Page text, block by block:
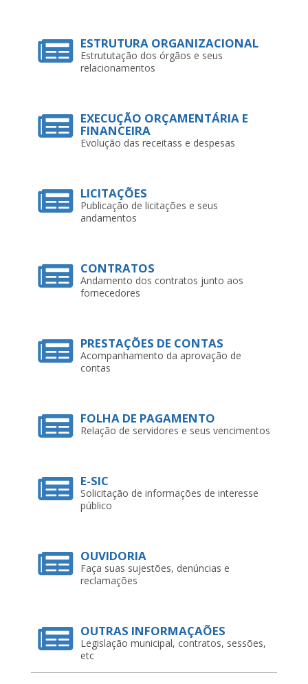
ESTRUTURA ORGANIZACIONAL
Estrututação dos órgãos e seus
relacionamentos
EXECUÇÃO ORÇAMENTÁRIA E
FINANCEIRA
Evolução das receitass e despesas
LICITAÇÕES
Publicação de licitações e seus
andamentos
CONTRATOS
Andamento dos contratos junto aos
fornecedores
PRESTAÇÕES DE CONTAS
Acompanhamento da aprovação de
contas
FOLHA DE PAGAMENTO
Relação de servidores e seus vencimentos
E-SIC
Solicitação de informações de interesse
público
OUVIDORIA
Faça suas sujestões, denúncias e
reclamações
OUTRAS INFORMAÇAÕES
Legislação municipal, contratos, sessões,
etc